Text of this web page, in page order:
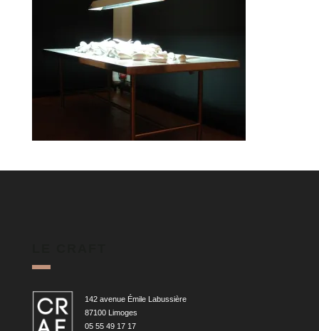
142 avenue Émile Labussière
87100 Limoges
05 55 49 17 17